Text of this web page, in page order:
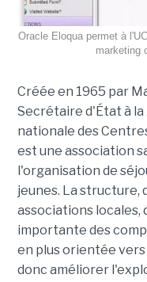
Oracle Eloqua permet à
marketing
Créée en 1965 par
Secrétaire d'État à la
nationale des
est une association
l'organisation de
jeunes. La structure,
associations locales,
importante des
en plus orientée vers
donc améliorer